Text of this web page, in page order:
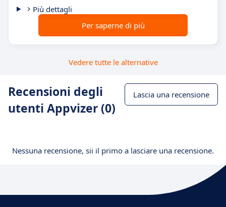
Più dettagli
Per saperne di più
Vedere tutte le alternative
Recensioni degli
utenti Appvizer (0)
Lascia una recensione
Nessuna recensione, sii il primo a lasciare una recensione.